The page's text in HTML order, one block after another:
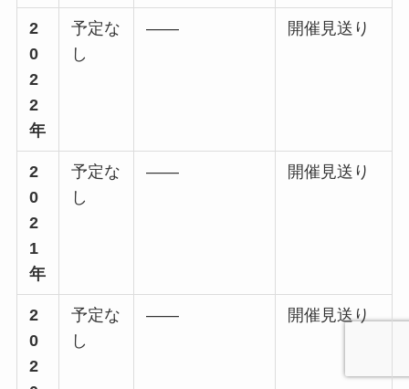
2
0
2
2
年
予定な
し
―― 開催見送り
2
0
2
1
年
予定な
し
―― 開催見送り
2
0
2
予定な
し
―― 開催見送り